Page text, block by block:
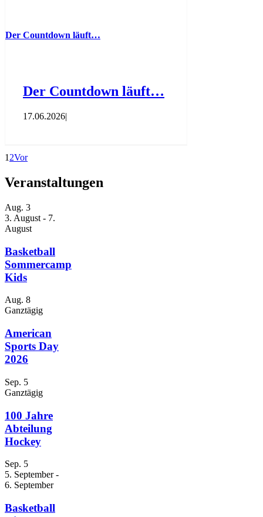
Der Countdown läuft…
Der Countdown läuft…
17.06.2026|
1 2Vor
Veranstaltungen
Aug. 3
3. August - 7.
August
Basketball
Sommercamp
Kids
Aug. 8
Ganztägig
American
Sports Day
2026
Sep. 5
Ganztägig
100 Jahre
Abteilung
Hockey
Sep. 5
5. September-
6. September
Basketball